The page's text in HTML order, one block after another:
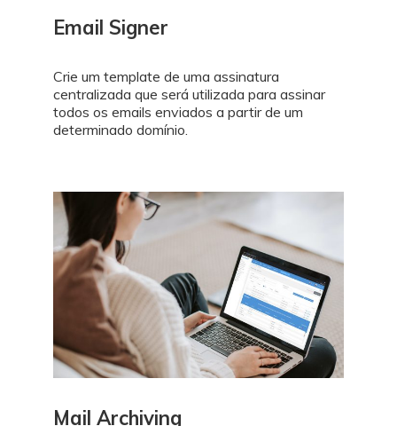
Email Signer
Crie um template de uma assinatura
centralizada que será utilizada para assinar
todos os emails enviados a partir de um
determinado domínio.
Mail Archiving